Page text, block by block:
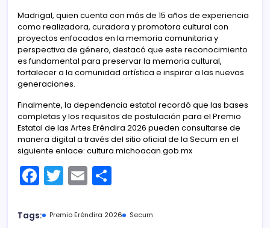
Madrigal, quien cuenta con más de 15 años de experiencia
como realizadora, curadora y promotora cultural con
proyectos enfocados en la memoria comunitaria y
perspectiva de género, destacó que este reconocimiento
es fundamental para preservar la memoria cultural,
fortalecer a la comunidad artística e inspirar a las nuevas
generaciones.
Finalmente, la dependencia estatal recordó que las bases
completas y los requisitos de postulación para el Premio
Estatal de las Artes Eréndira 2026 pueden consultarse de
manera digital a través del sitio oficial de la Secum en el
siguiente enlace: cultura.michoacan.gob.mx
F
a
c
T
w
itt
E
m
ai m
Tags: Premio Eréndira 2026 Secum